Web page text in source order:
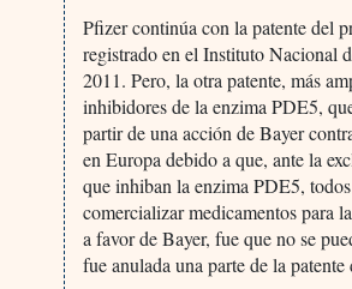
Pfizer continúa con la patente del
registrado en el Instituto Nacional
2011. Pero, la otra patente, más
inhibidores de la enzima PDE5,
partir de una acción de Bayer
en Europa debido a que, ante la
que inhiban la enzima PDE5,
comercializar medicamentos para
a favor de Bayer, fue que no se
fue anulada una parte de la